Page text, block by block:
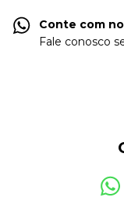
Conte com
Fale conosco